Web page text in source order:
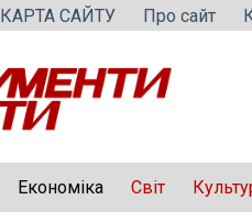
КАРТА САЙТУ Про сайт
Економіка Світ